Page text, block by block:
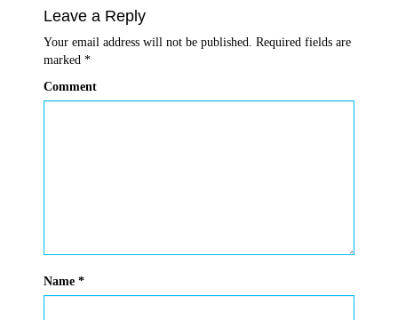
Leave a Reply
Your email address will not be published.
Required fields are
marked *
Comment
Name *